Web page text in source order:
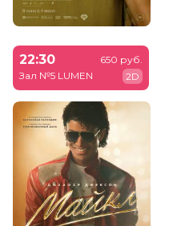
22:30
Зал №5 LUMEN
650 руб.
2D